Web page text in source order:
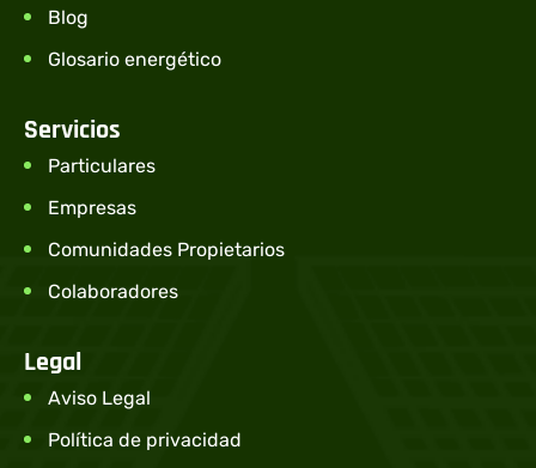
Blog
Glosario energético
Servicios
Particulares
Empresas
Comunidades Propietarios
Colaboradores
Legal
Aviso Legal
Política de privacidad